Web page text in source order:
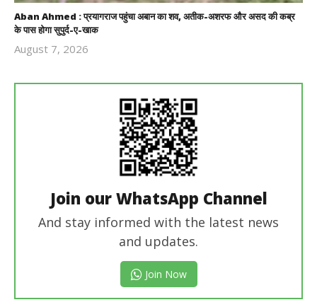
Aban Ahmed : प्रयागराज पहुंचा अबान का शव, अतीक-अशरफ और असद की कब्र
के पास होगा सुपुर्द-ए-खाक
August 7, 2026
Join our WhatsApp Channel
And stay informed with the latest news
and updates.
Join Now